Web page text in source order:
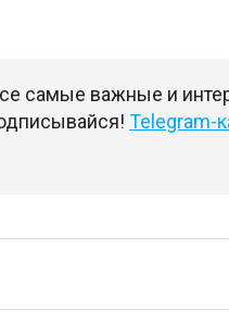
самые важные и
Telegram-